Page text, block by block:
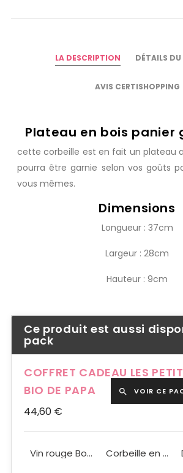
LA DESCRIPTION DÉTAILS
AVIS CERTISHOPPING
Plateau en bois panier
cette corbeille est en fait un plateau
pourra être garnie selon vos goûts
vous mêmes.
Dimensions
Longueur : 37cm
Largeur : 28cm
Hauteur : 9cm
Ce produit est aussi
pack
COFFRET CADEAU LES
BIO DE PAPA
 VOIR CE
44,60 €
Vin rouge Bordeaux Château de l'Hermitage BIO ABC* 75cl Corbeille en Bois Panier Gourmand